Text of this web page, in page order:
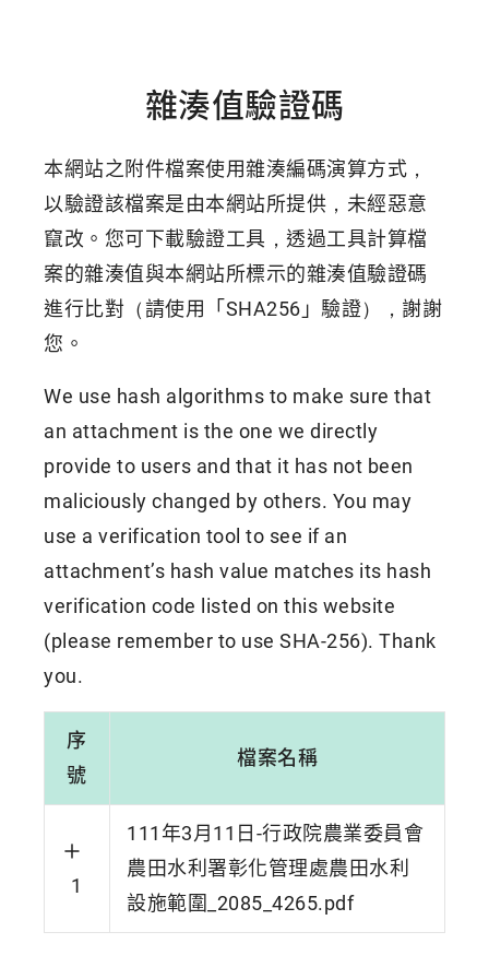
雜湊值驗證碼
本網站之附件檔案使用雜湊編碼演算方式，
以驗證該檔案是由本網站所提供，未經惡意
竄改。您可下載驗證工具，透過工具計算檔
案的雜湊值與本網站所標示的雜湊值驗證碼
進行比對（請使用「SHA256」驗證），謝謝
您。
We use hash algorithms to make sure that
an attachment is the one we directly
provide to users and that it has not been
maliciously changed by others. You may
use a verification tool to see if an
attachment’s hash value matches its hash
verification code listed on this website
(please remember to use SHA-256). Thank
you.
序
號
檔案名稱
1
111年3月11日-行政院農業委員會
農田水利署彰化管理處農田水利
設施範圍_2085_4265.pdf